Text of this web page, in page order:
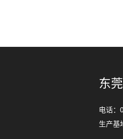
东
电话
生产基